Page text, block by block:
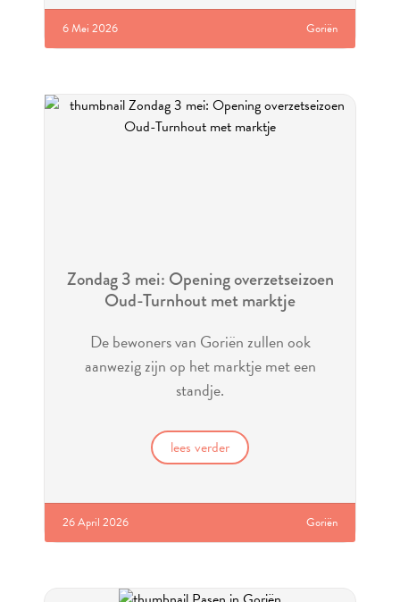
6 Mei 2026 Goriën
Zondag 3 mei: Opening overzetseizoen
Oud-Turnhout met marktje
De bewoners van Goriën zullen ook
aanwezig zijn op het marktje met een
standje.
lees verder
26 April 2026 Goriën